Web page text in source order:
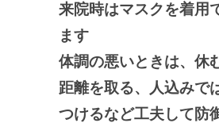
来院時はマスクを着用
ます
体調の悪いときは、休
距離を取る、人込みで
つけるなど工夫して防